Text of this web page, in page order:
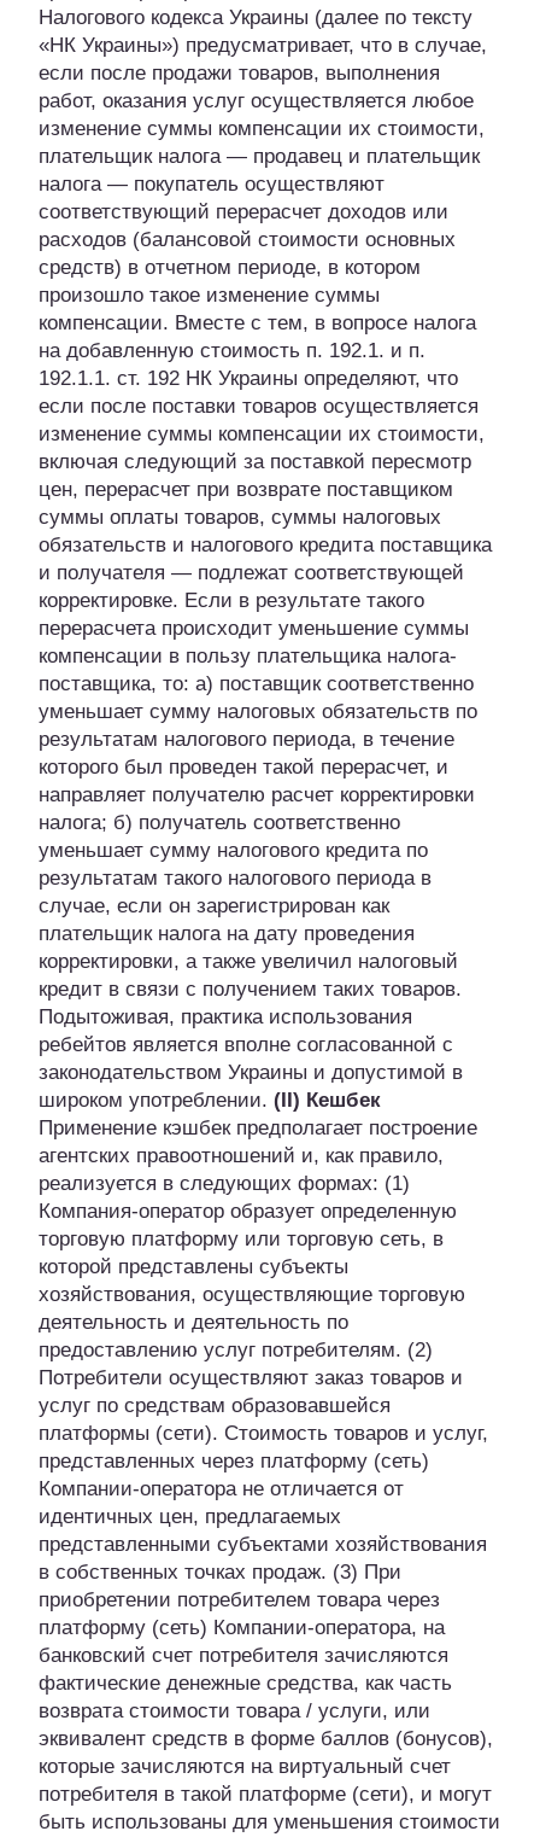
Налогового кодекса Украины (далее по тексту
«НК Украины») предусматривает, что в случае,
если после продажи товаров, выполнения
работ, оказания услуг осуществляется любое
изменение суммы компенсации их стоимости,
плательщик налога — продавец и плательщик
налога — покупатель осуществляют
соответствующий перерасчет доходов или
расходов (балансовой стоимости основных
средств) в отчетном периоде, в котором
произошло такое изменение суммы
компенсации. Вместе с тем, в вопросе налога
на добавленную стоимость п. 192.1. и п.
192.1.1. ст. 192 НК Украины определяют, что
если после поставки товаров осуществляется
изменение суммы компенсации их стоимости,
включая следующий за поставкой пересмотр
цен, перерасчет при возврате поставщиком
суммы оплаты товаров, суммы налоговых
обязательств и налогового кредита поставщика
и получателя — подлежат соответствующей
корректировке. Если в результате такого
перерасчета происходит уменьшение суммы
компенсации в пользу плательщика налога-
поставщика, то: а) поставщик соответственно
уменьшает сумму налоговых обязательств по
результатам налогового периода, в течение
которого был проведен такой перерасчет, и
направляет получателю расчет корректировки
налога; б) получатель соответственно
уменьшает сумму налогового кредита по
результатам такого налогового периода в
случае, если он зарегистрирован как
плательщик налога на дату проведения
корректировки, а также увеличил налоговый
кредит в связи с получением таких товаров.
Подытоживая, практика использования
ребейтов является вполне согласованной с
законодательством Украины и допустимой в
широком употреблении. (II) Кешбек
Применение кэшбек предполагает построение
агентских правоотношений и, как правило,
реализуется в следующих формах: (1)
Компания-оператор образует определенную
торговую платформу или торговую сеть, в
которой представлены субъекты
хозяйствования, осуществляющие торговую
деятельность и деятельность по
предоставлению услуг потребителям. (2)
Потребители осуществляют заказ товаров и
услуг по средствам образовавшейся
платформы (сети). Стоимость товаров и услуг,
представленных через платформу (сеть)
Компании-оператора не отличается от
идентичных цен, предлагаемых
представленными субъектами хозяйствования
в собственных точках продаж. (3) При
приобретении потребителем товара через
платформу (сеть) Компании-оператора, на
банковский счет потребителя зачисляются
фактические денежные средства, как часть
возврата стоимости товара / услуги, или
эквивалент средств в форме баллов (бонусов),
которые зачисляются на виртуальный счет
потребителя в такой платформе (сети), и могут
быть использованы для уменьшения стоимости